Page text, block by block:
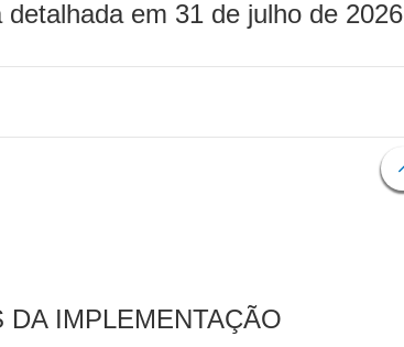
em 31 de julho de 2026
IMPLEMENTAÇÃO